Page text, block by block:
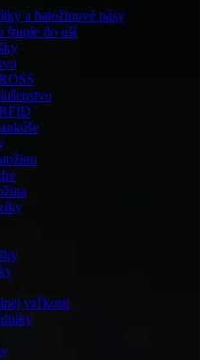
a batožinové pásy
štuple do uší
veľkosti